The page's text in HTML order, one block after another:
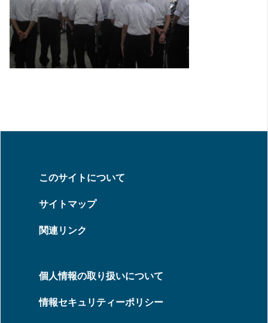
このサイトについて
サイトマップ
関連リンク
個人情報の取り扱いについて
情報セキュリティーポリシー